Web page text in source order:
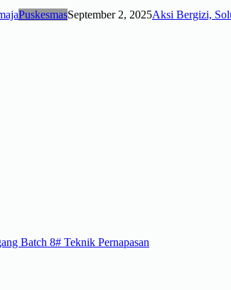
PuskesmasSeptember 2, 2025Aksi Bergizi,
Batch 8# Teknik Pernapasan